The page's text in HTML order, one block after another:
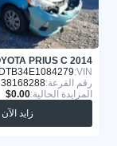
PRIUS C 2014
VIN:
رقم القرعة:38168288
المزايدة الحالية:
زايد الآن